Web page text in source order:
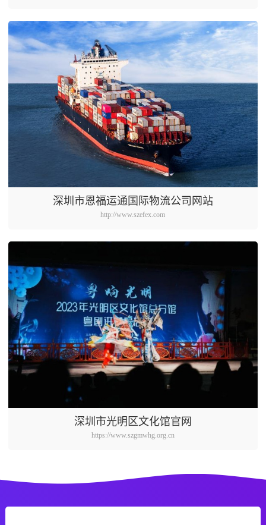
深圳市恩福运通国际物流公司网站
http://www.szefex.com
深圳市光明区文化馆官网
https://www.szgmwhg.org.cn